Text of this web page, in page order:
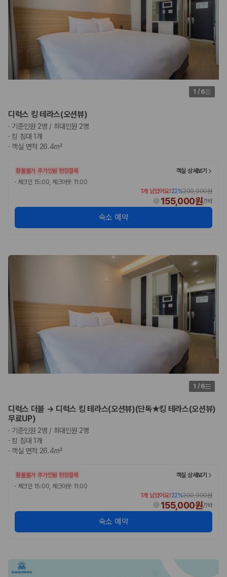
1 / 6
디럭스 킹 테라스(오션뷰)
· 기준인원 2명 / 최대인원 2명
·킹 침대 1개
·객실 면적 26.4m²
환불불가 추가인원 현장결제
객실 상세보기
· 체크인 15:00, 체크아웃 11:00
1개 남았어요!22%200,000원
155,000원/1박
숙소 예약
1 / 6
디럭스 더블 → 디럭스 킹 테라스(오션뷰)(단독★킹 테라스(오션뷰)
무료UP)
· 기준인원 2명 / 최대인원 2명
·킹 침대 1개
·객실 면적 26.4m²
환불불가 추가인원 현장결제
객실 상세보기
· 체크인 15:00, 체크아웃 11:00
1개 남았어요!22%200,000원
155,000원/1박
숙소 예약